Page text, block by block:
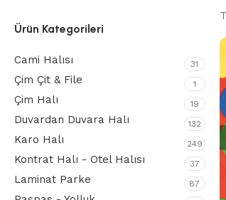
Ürün Kategorileri
Cami Halısı 31
Çim Çit & File 1
Çim Halı 19
Duvardan Duvara Halı 132
Karo Halı 249
Kontrat Halı - Otel Halısı 37
Laminat Parke 87